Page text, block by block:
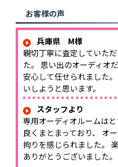
お客様の声
兵庫県 M様
親切丁寧に査定していた
た。 思い出のオーディオ
安心して任せられました
いしようと思います。
スタッフより
専用オーディオルームは
良くまとまっており、 オ
拘りを感じられました。
ありがとうございました。